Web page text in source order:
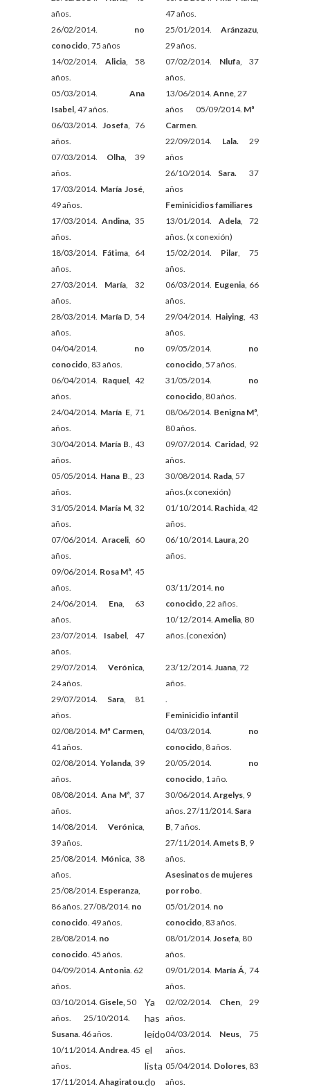
años.
26/02/2014. no
conocido, 75 años
14/02/2014. Alicia, 58
años.
05/03/2014. Ana
Isabel,47 años.
06/03/2014. Josefa, 76
años.
07/03/2014. Olha, 39
años.
17/03/2014. María José,
49 años.
17/03/2014. Andina, 35
años.
18/03/2014. Fátima, 64
años.
27/03/2014. María, 32
años.
28/03/2014. María D, 54
años.
04/04/2014. no
conocido, 83 años.
06/04/2014. Raquel, 42
años.
24/04/2014. María E, 71
años.
30/04/2014. María B., 43
años.
05/05/2014. Hana B., 23
años.
31/05/2014. María M, 32
años.
07/06/2014. Araceli, 60
años.
09/06/2014. Rosa Mª, 45
años.
24/06/2014. Ena, 63
años.
23/07/2014. Isabel, 47
años.
29/07/2014. Verónica,
24 años.
29/07/2014. Sara, 81
años.
02/08/2014. Mª Carmen,
41 años.
02/08/2014. Yolanda, 39
años.
08/08/2014. Ana Mª, 37
años.
14/08/2014. Verónica,
39 años.
25/08/2014. Mónica, 38
años.
25/08/2014. Esperanza,
86 años. 27/08/2014. no
conocido. 49 años.
28/08/2014. no
conocido. 45 años.
04/09/2014. Antonia. 62
años.
03/10/2014. Gisele,50
años. 25/10/2014.
Susana. 46 años.
10/11/2014. Andrea. 45
años.
17/11/2014. Ahagiratou.
47 años.
25/01/2014. Aránzazu,
29 años.
07/02/2014. Nlufa, 37
años.
13/06/2014. Anne, 27
años 05/09/2014. Mª
Carmen.
22/09/2014. Lala. 29
años
26/10/2014. Sara. 37
años
Feminicidios familiares
13/01/2014. Adela, 72
años. (x conexión)
15/02/2014. Pilar, 75
años.
06/03/2014. Eugenia, 66
años.
29/04/2014. Haiying, 43
años.
09/05/2014. no
conocido, 57 años.
31/05/2014. no
conocido, 80 años.
08/06/2014. Benigna Mª,
80 años.
09/07/2014. Caridad, 92
años.
30/08/2014. Rada, 57
años.(x conexión)
01/10/2014. Rachida, 42
años.
06/10/2014. Laura, 20
años.
03/11/2014. no
conocido, 22 años.
10/12/2014. Amelia, 80
años.(conexión)
23/12/2014. Juana, 72
años.
.
Feminicidio infantil
04/03/2014. no
conocido, 8 años.
20/05/2014. no
conocido, 1 año.
30/06/2014. Argelys, 9
años. 27/11/2014. Sara
B, 7 años.
27/11/2014. Amets B, 9
años.
Asesinatos de mujeres
por robo.
05/01/2014. no
conocido, 83 años.
08/01/2014. Josefa, 80
años.
09/01/2014. María Á, 74
años.
02/02/2014. Chen, 29
años.
04/03/2014. Neus, 75
años.
05/04/2014. Dolores, 83
años.
Ya
has
leído
el
lista
do